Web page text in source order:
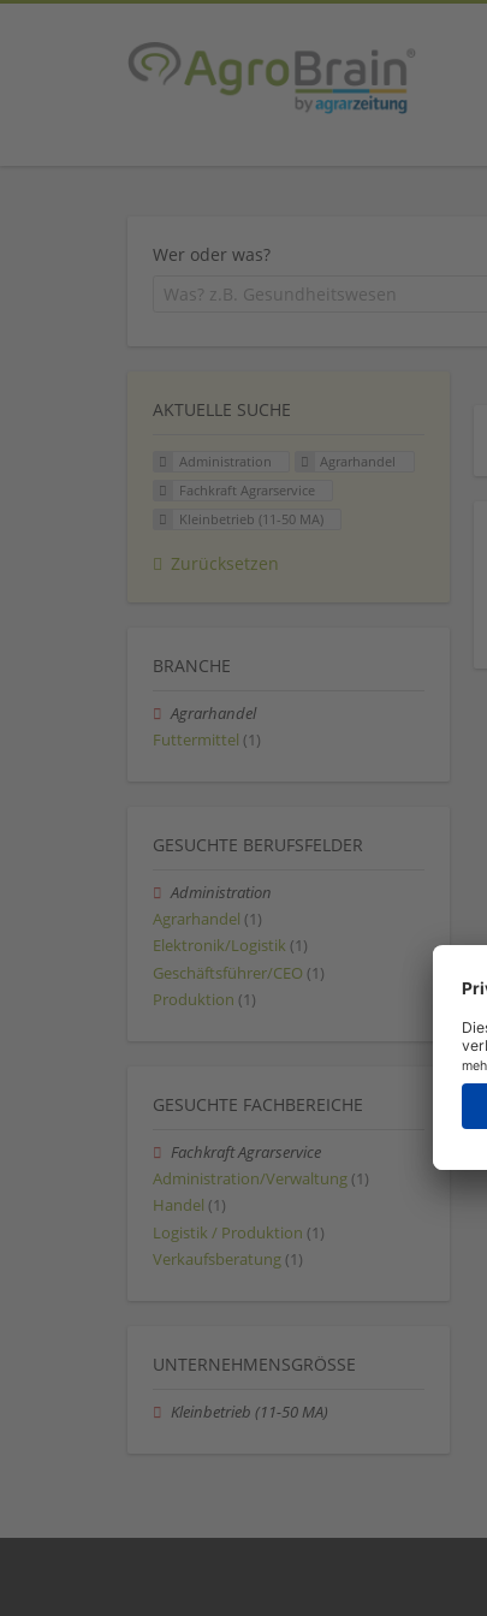
Wer oder was?
AKTUELLE SUCHE
Administration
Agrarhandel
Fachkraft Agrarservice
Kleinbetrieb (11-50 MA)
Zurücksetzen
BRANCHE
Agrarhandel
Futtermittel (1)
GESUCHTE BERUFSFELDER
Administration
Agrarhandel (1)
Elektronik/Logistik (1)
Geschäftsführer/CEO (1)
Produktion (1)
GESUCHTE FACHBEREICHE
Fachkraft Agrarservice
Administration/Verwaltung (1)
Handel (1)
Logistik / Produktion (1)
Verkaufsberatung (1)
UNTERNEHMENSGRÖSSE
Kleinbetrieb (11-50 MA)